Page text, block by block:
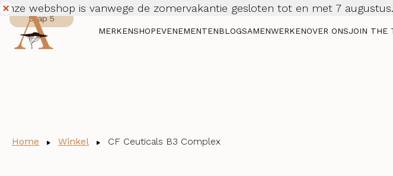
Onze webshop is vanwege de zomervakantie gesloten tot en met 7 augustus.
Dismiss
MERKENSHOPEVENEMENTENBLOGSAMENWERKENOVER ONSJOIN THE
Home Winkel CF Ceuticals B3 Complex
Stap 1
Stap 2
Stap 3
Stap 4
Stap 5